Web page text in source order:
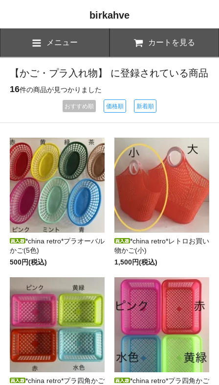
birkahve
メニュー カートを見る
【かご・プラ入れ物】 に登録されている商品
16件の商品が見つかりました
おすすめ順 価格順 新着順
*china retro*プラオーバル
かご(5色)
500円(税込)
*china retro*レトロお買い
物かご(小)
1,500円(税込)
*china retro*プラ四角かご
*china retro*プラ四角かご